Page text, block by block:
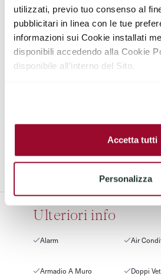
utilizzati, previo tuo consenso al
pubblicitari in linea con le tue
informazioni sui Cookie installati
disponibili accedendo alla Cookie
disponibile all’interno del Sito.
Accetta tutti
Personalizza
Autonomo
ARIA CONDIZIONATA
Si
TIPO
Solo
PORTINERIA
No Si
Ulteriori info
Alarm Air
Armadio A Muro Doppi